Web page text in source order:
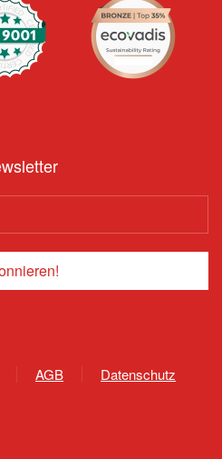
AGB
Datenschutz